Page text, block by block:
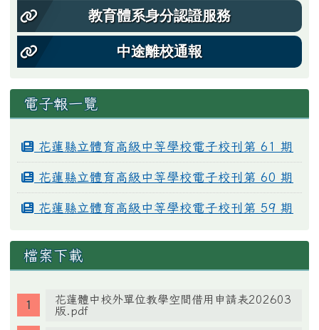
教育體系身分認證服務
中途離校通報
電子報一覽
花蓮縣立體育高級中等學校電子校刊第 61 期
花蓮縣立體育高級中等學校電子校刊第 60 期
花蓮縣立體育高級中等學校電子校刊第 59 期
檔案下載
花蓮體中校外單位教學空間借用申請表202603
版.pdf